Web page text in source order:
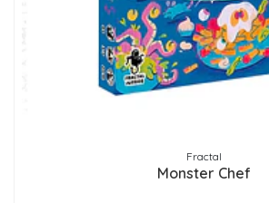
Fractal
Monster Chef